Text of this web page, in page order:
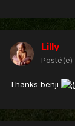
Lilly
Posté(e)
Thanks benji